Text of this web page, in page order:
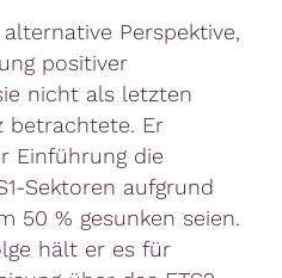
Perspektive,
positiver
nicht als letzten
betrachtete. Er
Einführung die
Sektoren aufgrund
50 % gesunken seien.
hält er es für